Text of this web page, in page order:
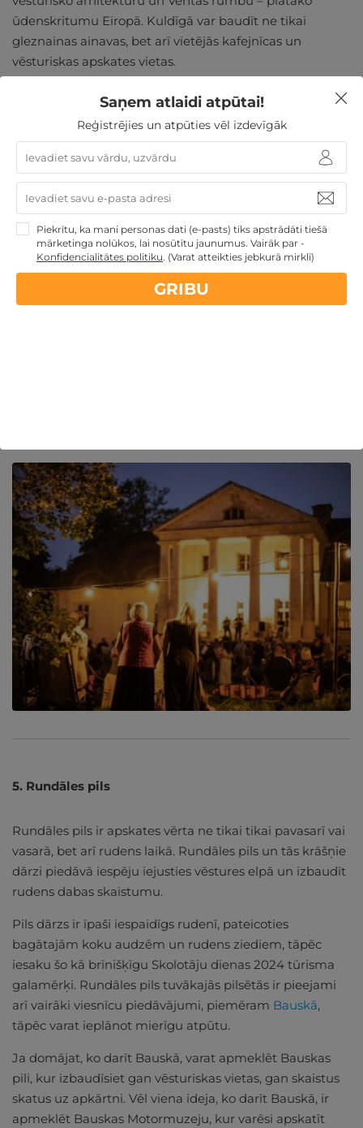
ūdenskritumu Eiropā. Kuldīgā var baudīt ne tikai
gleznainas ainavas, bet arī vietējās kafejnīcas un
vēsturiskas apskates vietas.
Dodoties uz kādu vietu, ir forši ne tikai atpūsties, bet arī
papildināt savu zināšanu vācelīti. Tam lieti noderēs
interaktīvs piedzīvojums gida pavadījumā muzejā
"Senās Kuldīgas stāsts", kas atklāj Kuldīgas jautros,
baisos, iedvesmojošos un traģiskos stāstus.
Atpūta Kuldīgā
5. Rundāles pils
Rundāles pils ir apskates vērta ne tikai tikai pavasarī vai
vasarā, bet arī rudens laikā. Rundāles pils un tās krāšņie
dārzi piedāvā iespēju iejusties vēstures elpā un izbaudīt
rudens dabas skaistumu.
Pils dārzs ir īpaši iespaidīgs rudenī, pateicoties
bagātajām koku audzēm un rudens ziediem, tāpēc
iesaku šo kā brīnišķīgu Skolotāju dienas 2024 tūrisma
galamērķi. Rundāles pils tuvākajās pilsētās ir pieejami
arī vairāki viesnīcu piedāvājumi, piemēram Bauskā,
tāpēc varat ieplānot mierīgu atpūtu.
Ja domājat, ko darīt Bauskā, varat apmeklēt Bauskas
pili, kur izbaudīsiet gan vēsturiskas vietas, gan skaistus
skatus uz apkārtni. Vēl viena ideja, ko darīt Bauskā, ir
apmeklēt Bauskas Motormuzeju, kur varēsi apskatīt
Saņem atlaidi atpūtai!
Reģistrējies un atpūties vēl izdevīgāk
Piekrītu, ka mani personas dati (e-pasts) tiks apstrādāti tiešā
mārketinga nolūkos, lai nosūtītu jaunumus. Vairāk par -
Konfidencialitātes politiku. (Varat atteikties jebkurā mirklī)
GRIBU